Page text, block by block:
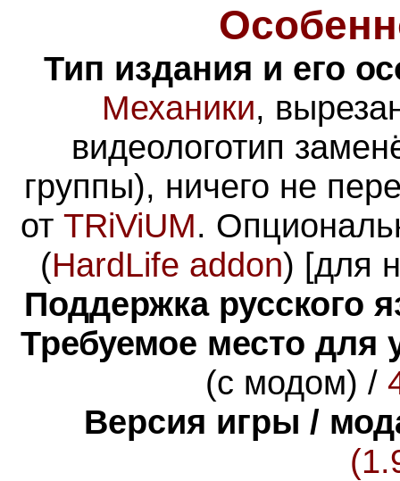
Тип издания и его
Механики,
видеологотип
группы), ничего не
от TRiViUM.
(HardLife addon) [для
Поддержка русского
Требуемое место для
(с модом) /
Версия игры /